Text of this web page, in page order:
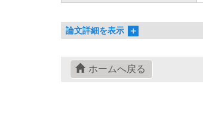
論文詳細を表示
ホームへ戻る